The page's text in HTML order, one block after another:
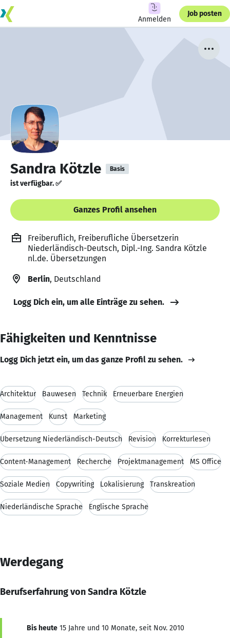
Anmelden
Job posten
Sandra Kötzle Basis
ist verfügbar. ✅
Ganzes Profil ansehen
Freiberuflich, Freiberufliche Übersetzerin
Niederländisch-Deutsch, Dipl.-Ing. Sandra Kötzle
nl.de. Übersetzungen
Berlin, Deutschland
Logg Dich ein, um alle Einträge zu sehen.
Fähigkeiten und Kenntnisse
Logg Dich jetzt ein, um das ganze Profil zu sehen.
Architektur Bauwesen Technik Erneuerbare Energien
Management Kunst Marketing
Übersetzung Niederländisch-Deutsch Revision Korrekturlesen
Content-Management Recherche Projektmanagement MS Office
Soziale Medien Copywriting Lokalisierung Transkreation
Niederländische Sprache Englische Sprache
Werdegang
Berufserfahrung von Sandra Kötzle
Bis heute 15 Jahre und 10 Monate, seit Nov. 2010